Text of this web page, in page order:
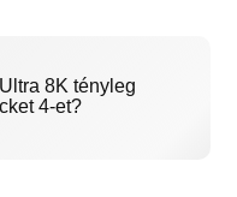
8K tényleg
4-et?